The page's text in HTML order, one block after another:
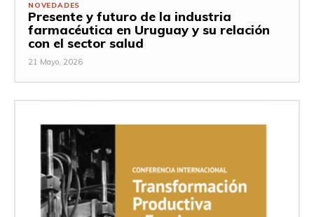
NOVEDADES
Presente y futuro de la industria
farmacéutica en Uruguay y su relación
con el sector salud
21 Mayo, 2026